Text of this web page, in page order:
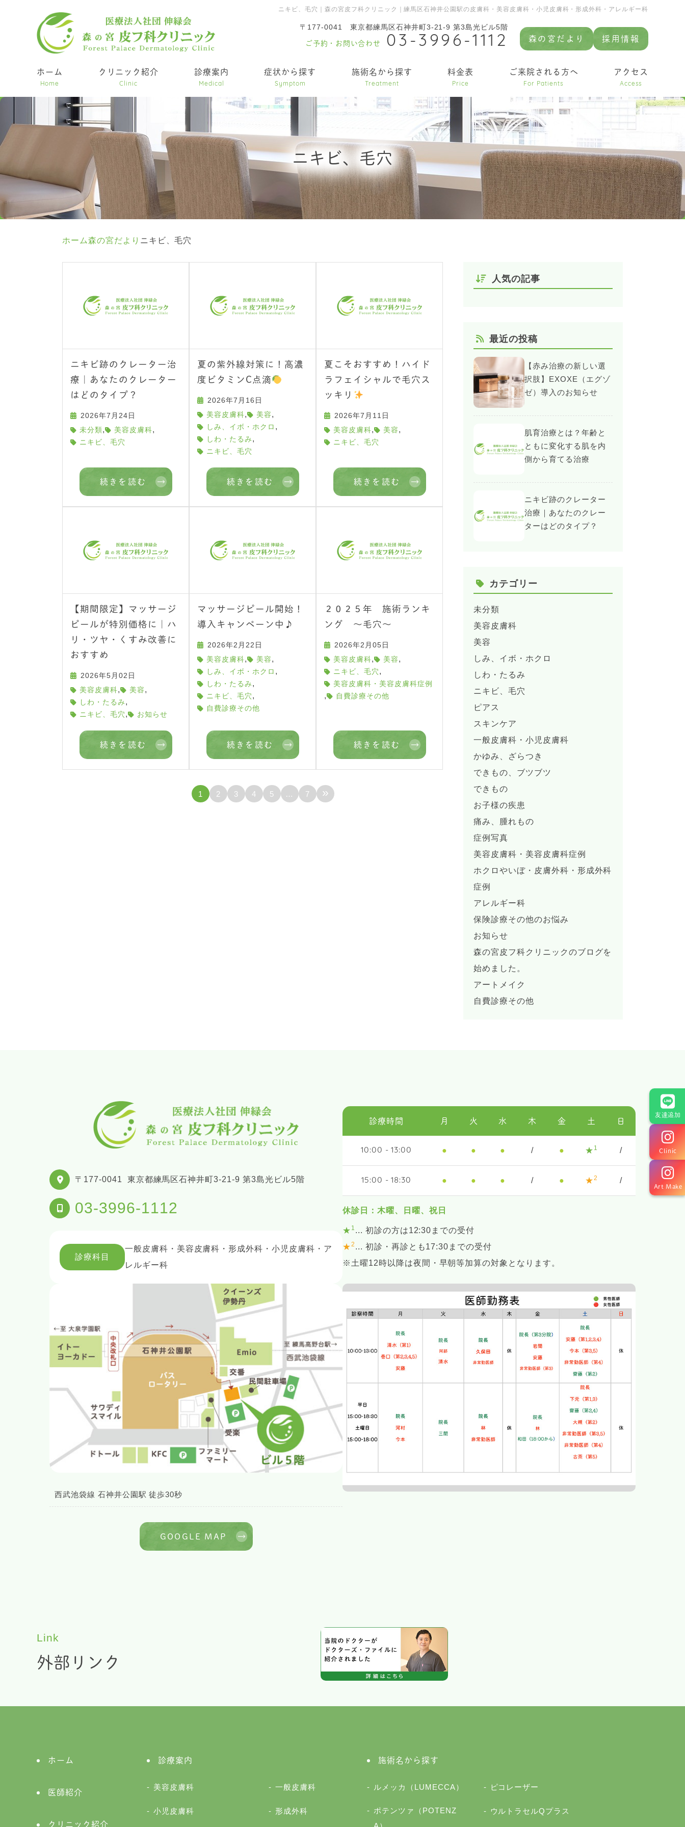
森の宮だより 採用情報
ニキビ、毛穴｜森の宮皮フ科クリニック｜練馬区石神井公園駅の皮膚科・美容皮膚科・小児皮膚科・形成外科・アレルギー科
〒177-0041 東京都練馬区石神井町3-21-9 第3島光ビル5階
ご予約・お問い合わせ 03-3996-1112
ホーム
Home
クリニック紹介
Clinic
診療案内
Medical
症状から探す
Symptom
施術名から探す
Treatment
料金表
Price
ご来院される方へ
For Patients
アクセス
Access
友達追加
Clinic
Art Make
ニキビ、毛穴
ホーム森の宮だより ニキビ、毛穴
ニキビ跡のクレーター治
療｜あなたのクレーター
はどのタイプ？
2026年7月24日
未分類 , 美容皮膚科,
ニキビ、毛穴
続きを読む
夏の紫外線対策に！高濃
度ビタミンC点滴
2026年7月16日
美容皮膚科, 美容 ,
しみ、イボ・ホクロ ,
しわ・たるみ ,
ニキビ、毛穴
続きを読む
夏こそおすすめ！ハイド
ラフェイシャルで毛穴ス
ッキリ
2026年7月11日
美容皮膚科, 美容 ,
ニキビ、毛穴
続きを読む
【期間限定】マッサージ
ピールが特別価格に｜ハ
リ・ツヤ・くすみ改善に
おすすめ
2026年5月02日
美容皮膚科, 美容 ,
しわ・たるみ ,
ニキビ、毛穴 , お知らせ
続きを読む
マッサージピール開始！
導入キャンペーン中♪
2026年2月22日
美容皮膚科, 美容 ,
しみ、イボ・ホクロ ,
しわ・たるみ ,
ニキビ、毛穴 ,
自費診療その他
続きを読む
２０２５年 施術ランキ
ング ～毛穴～
2026年2月05日
美容皮膚科, 美容 ,
ニキビ、毛穴 ,
美容皮膚科・美容皮膚科症例
, 自費診療その他
続きを読む
1 2 3 4 5 … 7 »
人気の記事
最近の投稿
【赤み治療の新しい選
択肢】EXOXE（エグゾ
ゼ）導入のお知らせ
肌育治療とは？年齢と
ともに変化する肌を内
側から育てる治療
ニキビ跡のクレーター
治療｜あなたのクレー
ターはどのタイプ？
カテゴリー
未分類
美容皮膚科
美容
しみ、イボ・ホクロ
しわ・たるみ
ニキビ、毛穴
ピアス
スキンケア
一般皮膚科・小児皮膚科
かゆみ、ざらつき
できもの、ブツブツ
できもの
お子様の疾患
痛み、腫れもの
症例写真
美容皮膚科・美容皮膚科症例
ホクロやいぼ・皮膚外科・形成外科
症例
アレルギー科
保険診療その他のお悩み
お知らせ
森の宮皮フ科クリニックのブログを
始めました。
アートメイク
自費診療その他
〒177-0041 東京都練馬区石神井町3-21-9 第3島光ビル5階
03-3996-1112
診療科目
一般皮膚科・美容皮膚科・形成外科・小児皮膚科・ア
レルギー科
診療時間 月 火 水 木 金 土 日
10:00 - 13:00 ● ● ● / ● ★ 1 /
15:00 - 18:30 ● ● ● / ● ★2 /
休診日：木曜、日曜、祝日
★ 1 ... 初診の方は12:30までの受付
★2 ... 初診・再診とも17:30までの受付
※土曜12時以降は夜間・早朝等加算の対象となります。
西武池袋線 石神井公園駅 徒歩30秒
GOOGLE MAP
Link
外部リンク
ホーム
医師紹介
クリニック紹介
診療案内
美容皮膚科 一般皮膚科
小児皮膚科 形成外科
施術名から探す
ルメッカ（LUMECCA） ピコレーザー
ポテンツァ（POTENZ
ウルトラセルQプラス